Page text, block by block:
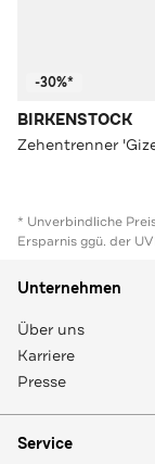
-30%*
BIRKENSTOCK
* Unverbindliche
Ersparnis ggü. der
Unternehmen
Über uns
Karriere
Presse
Service